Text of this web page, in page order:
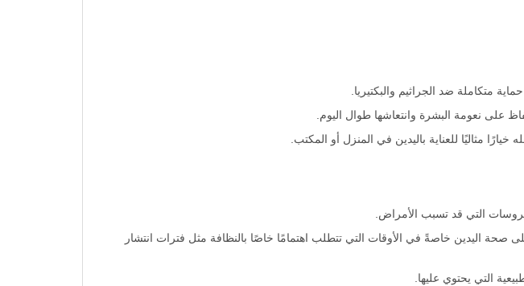
على نعومة البشرة وانتعاشها طوال اليوم.
مثاليًا للعناية باليدين في المنزل أو المكتب.
مثاليًا للحفاظ على صحة اليدين خاصةً في الأوقات التي تتطلب اهتمامًا خاصًا بالنظافة مثل فترات انتشار
التي يحتوي عليها.